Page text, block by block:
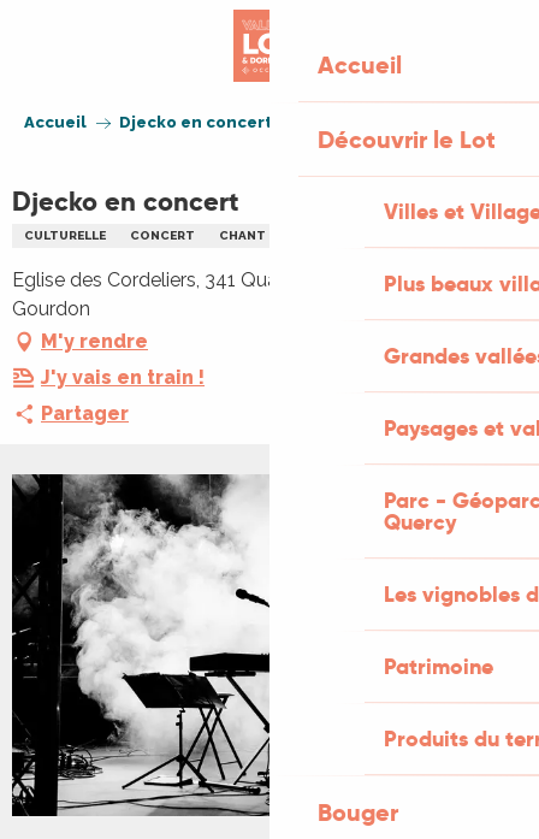
Accueil
Découvrir le Lot
Villes et
Plus beaux
Grandes
Paysages et
Parc -
Quercy
Les vignobles
Patrimoine
Produits du
Bouger
Accueil Djecko en concert
Djecko en concert
CULTURELLE CONCERT CHANT
Eglise des Cordeliers, 341 Quartier des Cordeliers, 46300
Gourdon
M'y rendre
J'y vais en train !
Partager